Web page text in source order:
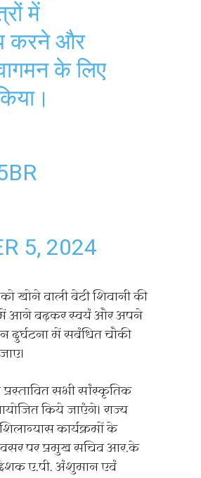
में
करने और
के लिए
5, 2024
खोने वाली बेटी शिवानी की
में आगे बढ़कर स्वयं और अपने
दुर्घटना में सबंधित चौकी
सभी सांस्कृतिक
किये जाएंगे। राज्य
कार्यक्रमों के
पर प्रमुख सचिव आर.के
ए.पी. अंशुमान एवं